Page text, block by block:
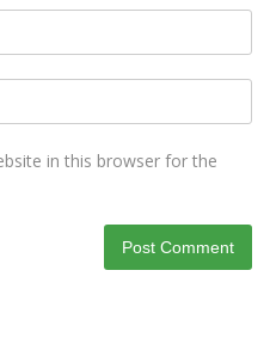
in this browser for the